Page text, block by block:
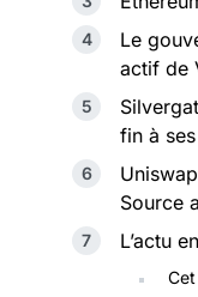
Le
actif de
fin à
Source
L’actu